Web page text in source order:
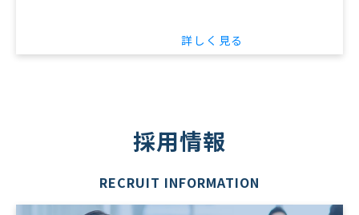
詳しく見る
採用情報
RECRUIT INFORMATION